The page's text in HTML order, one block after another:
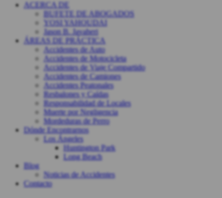
ACERCA DE
BUFETE DE ABOGADOS
YOSI YAHOUDAI
Jason B. Javaheri
ÁREAS DE PRÁCTICA
Accidentes de Auto
Accidentes de Motocicleta
Accidentes de Viaje Compartido
Accidentes de Camiones
Accidentes Peatonales
Resbalones y Caídas
Responsabilidad de Locales
Muerte por Negligencia
Mordeduras de Perro
Dónde Encontrarnos
Los Ángeles
Huntington Park
Long Beach
Blog
Noticias de Accidentes
Contacto